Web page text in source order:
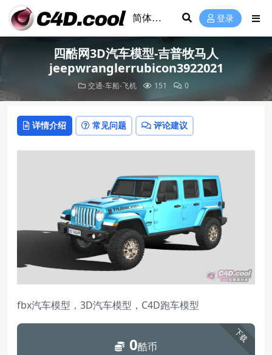
登录
四酷网3D汽车模型-吉普牧马人
jeepwranglerrubicon3922021
交通-车船-飞机 151 0
详情介绍 常见问题 评论建议
fbx汽车模型，3D汽车模型，C4D跑车模型
下载
0酷币